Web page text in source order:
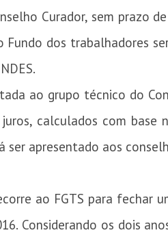
Curador, sem prazo
dos trabalhadores
ao grupo técnico do
calculados com base
ser apresentado aos
ao FGTS para fechar
Considerando os dois